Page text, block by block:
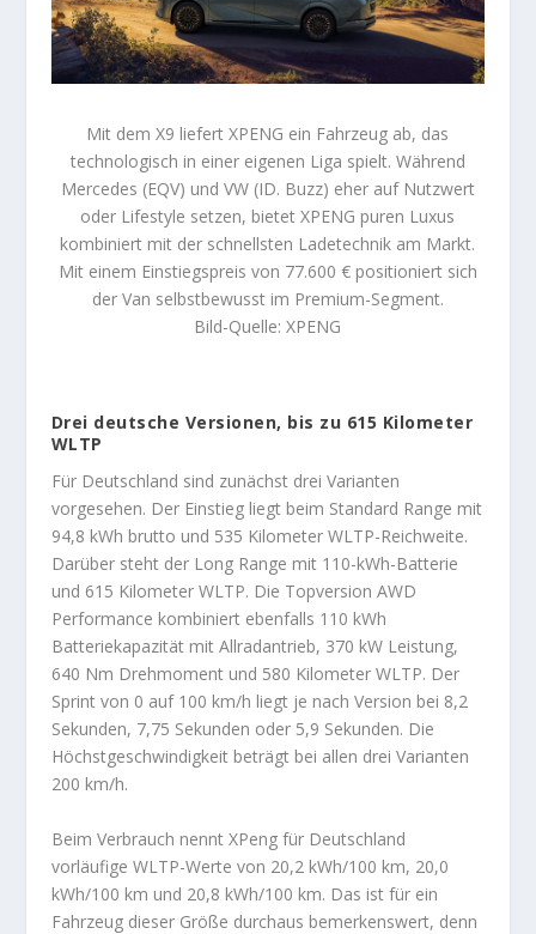
Mit dem X9 liefert XPENG ein Fahrzeug ab, das
technologisch in einer eigenen Liga spielt. Während
Mercedes (EQV) und VW (ID. Buzz) eher auf Nutzwert
oder Lifestyle setzen, bietet XPENG puren Luxus
kombiniert mit der schnellsten Ladetechnik am Markt.
Mit einem Einstiegspreis von 77.600 € positioniert sich
der Van selbstbewusst im Premium-Segment.
Bild-Quelle: XPENG
Drei deutsche Versionen, bis zu 615 Kilometer
WLTP
Für Deutschland sind zunächst drei Varianten
vorgesehen. Der Einstieg liegt beim Standard Range mit
94,8 kWh brutto und 535 Kilometer WLTP-Reichweite.
Darüber steht der Long Range mit 110-kWh-Batterie
und 615 Kilometer WLTP. Die Topversion AWD
Performance kombiniert ebenfalls 110 kWh
Batteriekapazität mit Allradantrieb, 370 kW Leistung,
640 Nm Drehmoment und 580 Kilometer WLTP. Der
Sprint von 0 auf 100 km/h liegt je nach Version bei 8,2
Sekunden, 7,75 Sekunden oder 5,9 Sekunden. Die
Höchstgeschwindigkeit beträgt bei allen drei Varianten
200 km/h.
Beim Verbrauch nennt XPeng für Deutschland
vorläufige WLTP-Werte von 20,2 kWh/100 km, 20,0
kWh/100 km und 20,8 kWh/100 km. Das ist für ein
Fahrzeug dieser Größe durchaus bemerkenswert, denn